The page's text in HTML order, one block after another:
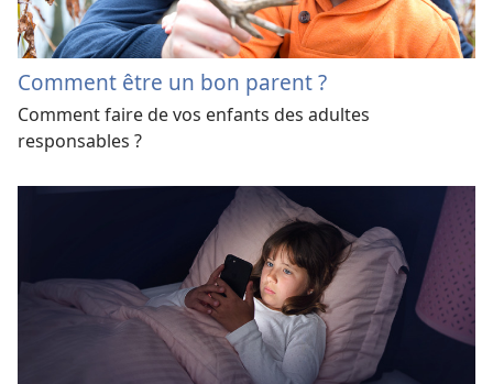
Comment être un bon parent ?
Comment faire de vos enfants des adultes
responsables ?